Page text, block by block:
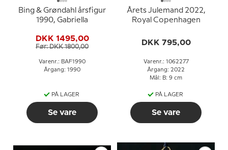
Bing & Grøndahl årsfigur
1990, Gabriella
DKK 1495,00
Før: DKK 1800,00
Varenr.: BAF1990
Årgang: 1990
PÅ LAGER
Se vare
Årets Julemand 2022,
Royal Copenhagen
DKK 795,00
Varenr.: 1062277
Årgang: 2022
Mål: B: 9 cm
PÅ LAGER
Se vare